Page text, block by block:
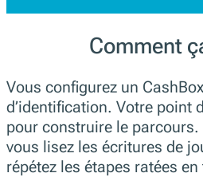
Comment
Vous configurez un
d’identification. Votre point
pour construire le
vous lisez les écritures de
répétez les étapes ratées